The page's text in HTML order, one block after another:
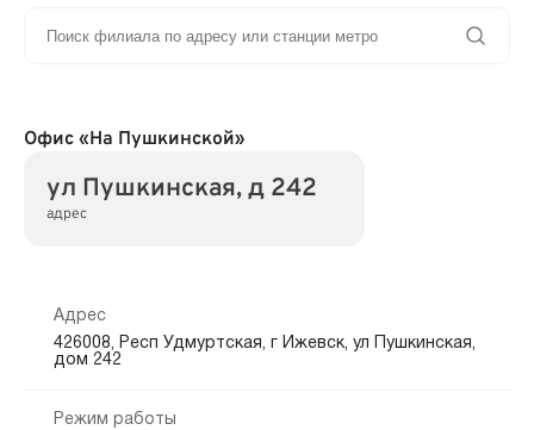
Офис «На Пушкинской»
ул Пушкинская, д 242
адрес
Адрес
426008, Респ Удмуртская, г Ижевск, ул Пушкинская,
дом 242
Режим работы